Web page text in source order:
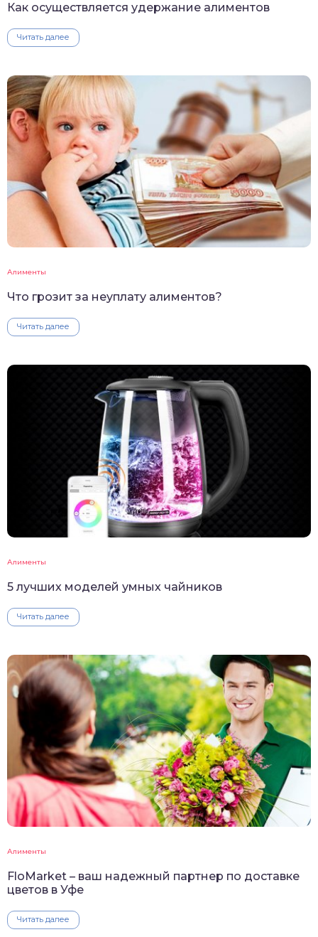
Как осуществляется удержание алиментов
Читать далее
Алименты
Что грозит за неуплату алиментов?
Читать далее
Алименты
5 лучших моделей умных чайников
Читать далее
Алименты
FloMarket – ваш надежный партнер по доставке
цветов в Уфе
Читать далее